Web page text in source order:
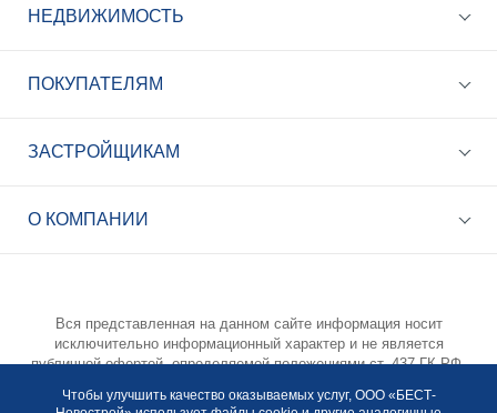
+7 (495) 785-56-17
НЕДВИЖИМОСТЬ
ПОКУПАТЕЛЯМ
ЗАСТРОЙЩИКАМ
О КОМПАНИИ
Вся представленная на данном сайте информация носит
исключительно информационный характер и не является
публичной офертой, определяемой положениями ст. 437 ГК РФ.
изменена в любое время без предварительного уведомления.
Чтобы улучшить качество оказываемых услуг, ООО «БЕСТ-